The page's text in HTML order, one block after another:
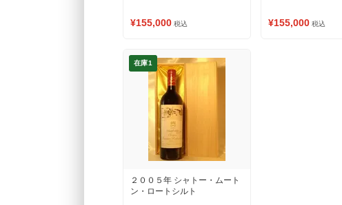
¥155,000 税込 ¥155,000 税込
在庫1
２００５年 シャトー・ムート
ン・ロートシルト